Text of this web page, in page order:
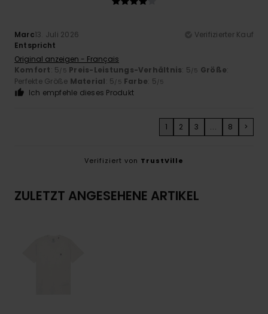
Marc13. Juli 2026
Verifizierter Kauf
Entspricht
Original anzeigen - Français
Komfort: 5/5 Preis-Leistungs-Verhältnis: 5/5 Größe:
Perfekte Größe Material: 5/5 Farbe: 5/5
Ich empfehle dieses Produkt
1 2 3 ... 8 >
Verifiziert von TrustVille
ZULETZT ANGESEHENE ARTIKEL